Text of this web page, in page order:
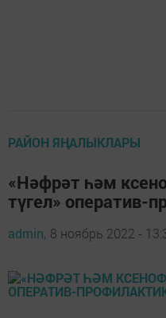
РАЙОН ЯҢАЛЫКЛАРЫ
«Нәфрәт һәм
түгел» оператив-
admin, 8 ноябрь 2022 -